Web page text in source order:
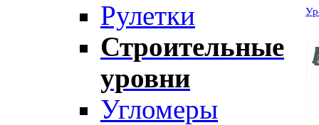
Рулетки
Строительные
уровни
Угломеры